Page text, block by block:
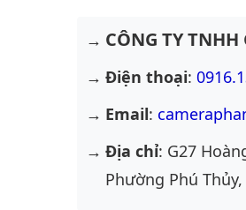
CÔNG TY
Điện thoại:
Email:
Địa chỉ: G27
Phường Phú